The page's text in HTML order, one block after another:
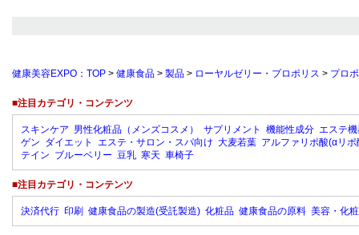
健康美容EXPO：TOP > 健康食品 > 製品 > ローヤルゼリー・プロポリス > プロ
■注目カテゴリ・コンテンツ
スキンケア 男性化粧品（メンズコスメ） サプリメント 機能性成分 エステ
ゲン ダイエット エステ・サロン・スパ向け 大麦若葉 アルファリポ酸(αリポ
テイン ブルーベリー 豆乳 寒天 車椅子
■注目カテゴリ・コンテンツ
決済代行 印刷 健康食品の製造(受託製造) 化粧品 健康食品の原料 美容・化